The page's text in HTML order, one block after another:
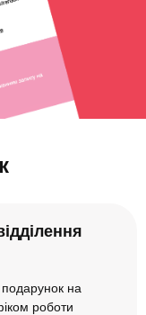
на
роботи